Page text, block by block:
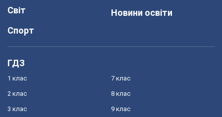
Світ
Спорт
Новини освіти
ГДЗ
1 клас
2 клас
3 клас
7 клас
8 клас
9 клас